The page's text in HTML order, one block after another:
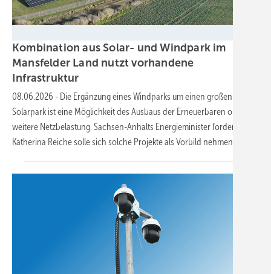
Kombination aus Solar- und Windpark im
Mansfelder Land nutzt vorhandene
Infrastruktur
08.06.2026 - Die Ergänzung eines Windparks um einen großen
Solarpark ist eine Möglichkeit des Ausbaus der Erneuerbaren ohne
weitere Netzbelastung. Sachsen-Anhalts Energieminister fordert:
Katherina Reiche solle sich solche Projekte als Vorbild nehmen.